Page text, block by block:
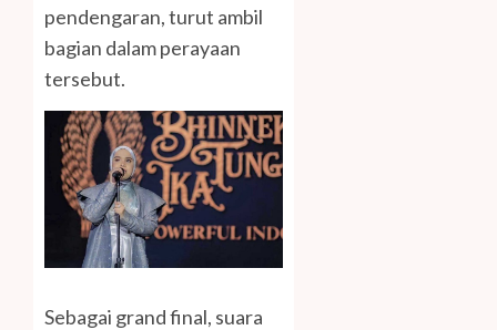
pendengaran, turut ambil
bagian dalam perayaan
tersebut.
Sebagai grand final, suara